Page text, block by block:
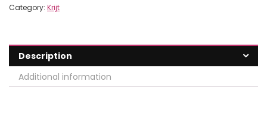
Category: Krijt
Description
Additional information